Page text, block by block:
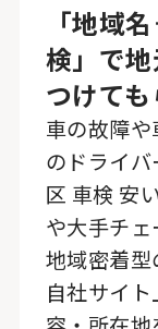
「地域
検」で
つけても
車の故障
のドライ
区 車検 安
や大手チ
地域密着型
自社サイ